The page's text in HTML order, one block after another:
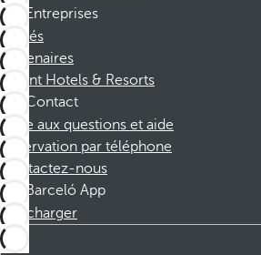
Entreprises
Affiliés
Partenaires
Dorint Hotels & Resorts
Contact
Foire aux questions et aide
Réservation par téléphone
Contactez-nous
Barceló App
Télécharger